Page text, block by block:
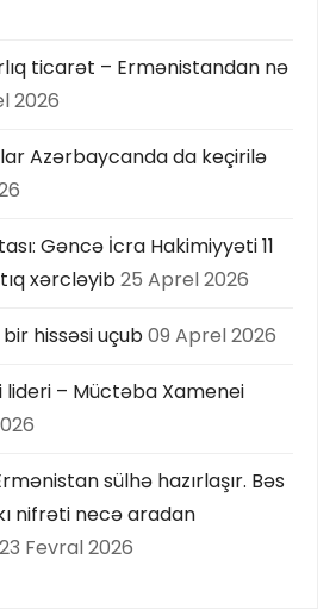
ticarət – Ermənistandan nə
2026
Azərbaycanda da keçirilə
Gəncə İcra Hakimiyyəti 11
xərcləyib25 Aprel 2026
hissəsi uçub09 Aprel 2026
lideri – Müctəba Xamenei
sülhə hazırlaşır. Bəs
nifrəti necə aradan
23 Fevral 2026